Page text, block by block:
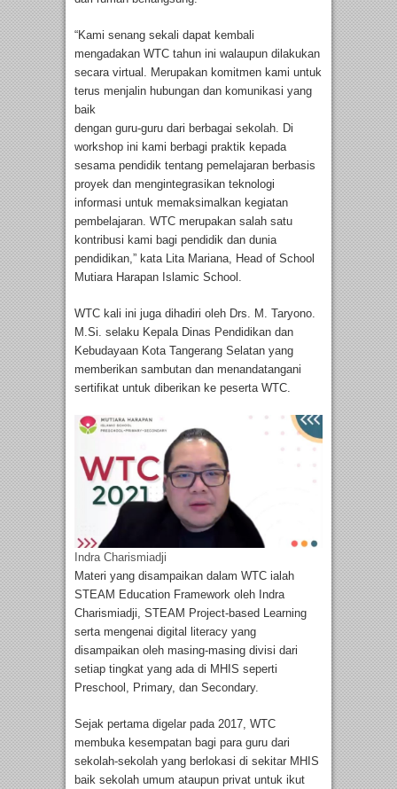
“Kami senang sekali dapat kembali
mengadakan WTC tahun ini walaupun dilakukan
secara virtual. Merupakan komitmen kami untuk
terus menjalin hubungan dan komunikasi yang
baik
dengan guru-guru dari berbagai sekolah. Di
workshop ini kami berbagi praktik kepada
sesama pendidik tentang pemelajaran berbasis
proyek dan mengintegrasikan teknologi
informasi untuk memaksimalkan kegiatan
pembelajaran. WTC merupakan salah satu
kontribusi kami bagi pendidik dan dunia
pendidikan,” kata Lita Mariana, Head of School
Mutiara Harapan Islamic School.
WTC kali ini juga dihadiri oleh Drs. M. Taryono.
M.Si. selaku Kepala Dinas Pendidikan dan
Kebudayaan Kota Tangerang Selatan yang
memberikan sambutan dan menandatangani
sertifikat untuk diberikan ke peserta WTC.
Indra Charismiadji
Materi yang disampaikan dalam WTC ialah
STEAM Education Framework oleh Indra
Charismiadji, STEAM Project-based Learning
serta mengenai digital literacy yang
disampaikan oleh masing-masing divisi dari
setiap tingkat yang ada di MHIS seperti
Preschool, Primary, dan Secondary.
Sejak pertama digelar pada 2017, WTC
membuka kesempatan bagi para guru dari
sekolah-sekolah yang berlokasi di sekitar MHIS
baik sekolah umum ataupun privat untuk ikut